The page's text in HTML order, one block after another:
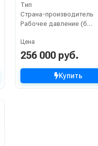
Тип
Страна-производитель
Рабочее давление (бар)
Цена
256 000 руб.
Купить